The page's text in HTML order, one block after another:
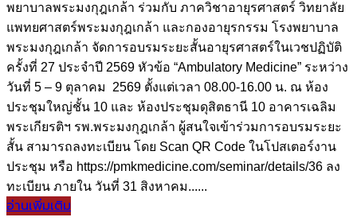
พยาบาลพระมงกุฎเกล้า ร่วมกับ ภาควิชาอายุรศาสตร์ วิทยาลัย
แพทยศาสตร์พระมงกุฎเกล้า และกองอายุรกรรม โรงพยาบาล
พระมงกุฎเกล้า จัดการอบรมระยะสั้นอายุรศาสตร์ในเวชปฏิบัติ
ครั้งที่ 27 ประจำปี 2569 หัวข้อ “Ambulatory Medicine” ระหว่าง
วันที่ 5 – 9 ตุลาคม 2569 ตั้งแต่เวลา 08.00-16.00 น. ณ ห้อง
ประชุมใหญ่ชั้น 10 และ ห้องประชุมดุสิตธานี 10 อาคารเฉลิม
พระเกียรติฯ รพ.พระมงกุฎเกล้า ผู้สนใจเข้าร่วมการอบรมระยะ
สั้น สามารถลงทะเบียน โดย Scan QR Code ในโปสเตอร์งาน
ประชุม หรือ https://pmkmedicine.com/seminar/details/36 ลง
ทะเบียน ภายใน วันที่ 31 สิงหาคม......
อ่านเพิ่มเติม